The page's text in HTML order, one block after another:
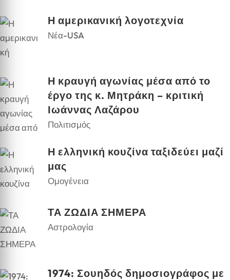
Η αμερικανική λογοτεχνία
Νέα-USA
Η κραυγή αγωνίας μέσα από το
έργο της κ. Μητράκη – κριτική
Ιωάννας Λαζάρου
Πολιτισμός
Η ελληνική κουζίνα ταξιδεύει μαζί
μας
Ομογένεια
ΤΑ ΖΩΔΙΑ ΣΗΜΕΡΑ
Αστρολογία
1974: Σουηδός δημοσιογράφος με